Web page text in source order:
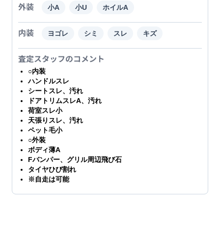
外装 小A 小U ホイルA
内装 ヨゴレ シミ スレ キズ
査定スタッフのコメント
○内装
ハンドルスレ
シートスレ、汚れ
ドアトリムスレA、汚れ
荷室スレ小
天張りスレ、汚れ
ペット毛小
○外装
ボディ薄A
Fバンパー、グリル周辺飛び石
タイヤひび割れ
※自走は可能